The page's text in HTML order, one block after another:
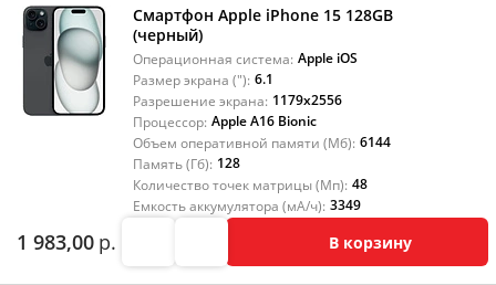
Смартфон Apple iPhone 15 128GB
(черный)
Операционная система: Apple iOS
Размер экрана ("): 6.1
Разрешение экрана: 1179x2556
Процессор: Apple A16 Bionic
Объем оперативной памяти (Мб): 6144
Память (Гб): 128
Количество точек матрицы (Мп): 48
Емкость аккумулятора (мА/ч): 3349
1 983,00 р. В корзину